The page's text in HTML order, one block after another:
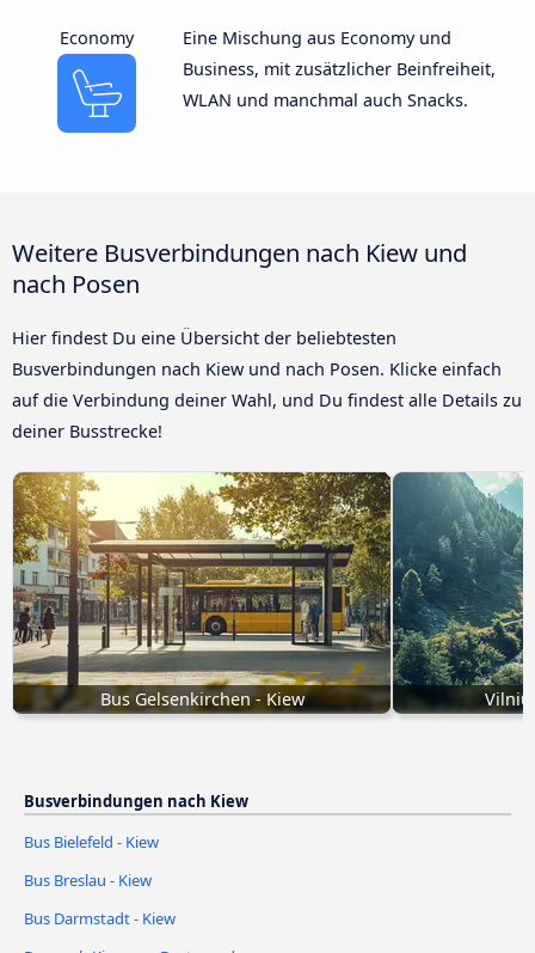
Economy
Eine Mischung aus Economy und
Business, mit zusätzlicher Beinfreiheit,
WLAN und manchmal auch Snacks.
Weitere Busverbindungen nach Kiew und
nach Posen
Hier findest Du eine Übersicht der beliebtesten
Busverbindungen nach Kiew und nach Posen. Klicke einfach
auf die Verbindung deiner Wahl, und Du findest alle Details zu
deiner Busstrecke!
Bus Gelsenkirchen - Kiew
Busverbindungen nach Kiew
Bus Bielefeld - Kiew
Bus Breslau - Kiew
Bus Darmstadt - Kiew